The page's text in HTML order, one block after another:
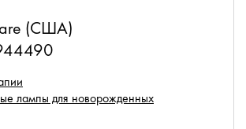
(США)
лампы для новорожденных